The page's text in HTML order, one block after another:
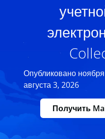
Опубликовано
августа 3, 2026
Получить